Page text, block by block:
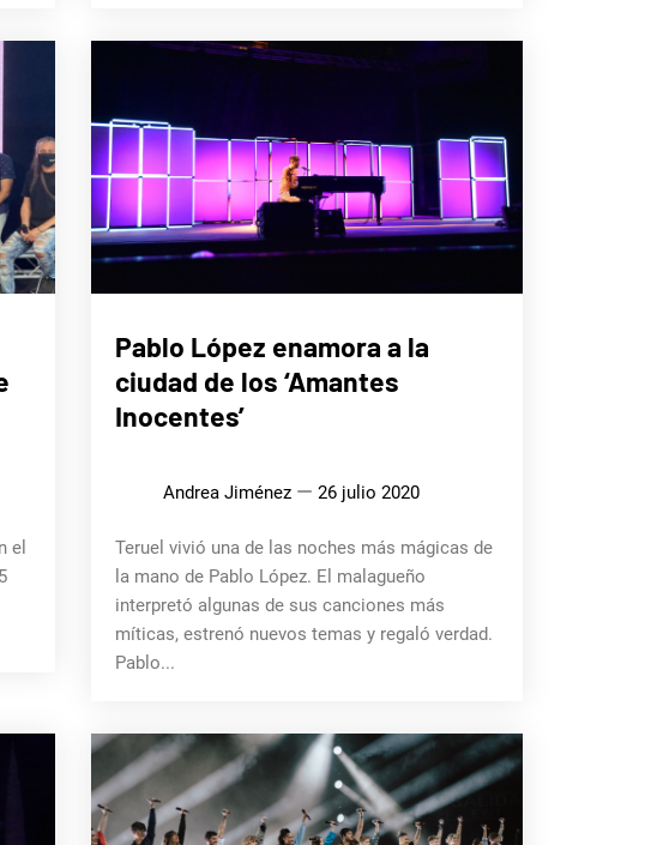
el
Pablo López enamora a la
ciudad de los ‘Amantes
Inocentes’
Andrea Jiménez 26 julio 2020
Teruel vivió una de las noches más mágicas de
la mano de Pablo López. El malagueño
interpretó algunas de sus canciones más
míticas, estrenó nuevos temas y regaló verdad.
Pablo...